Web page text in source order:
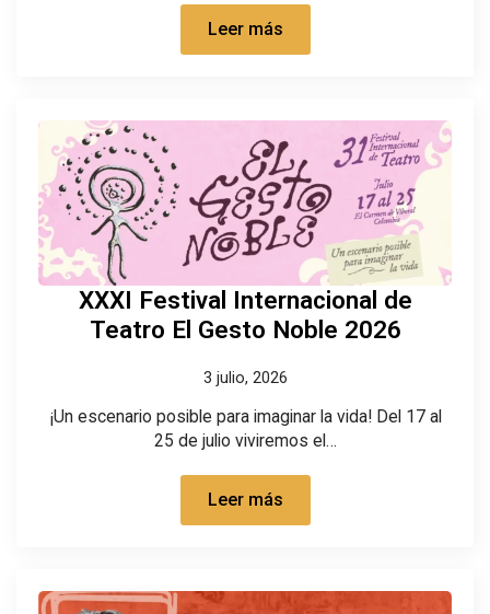
Leer más
XXXI Festival Internacional de
Teatro El Gesto Noble 2026
3 julio, 2026
¡Un escenario posible para imaginar la vida! Del 17 al
25 de julio viviremos el…
Leer más